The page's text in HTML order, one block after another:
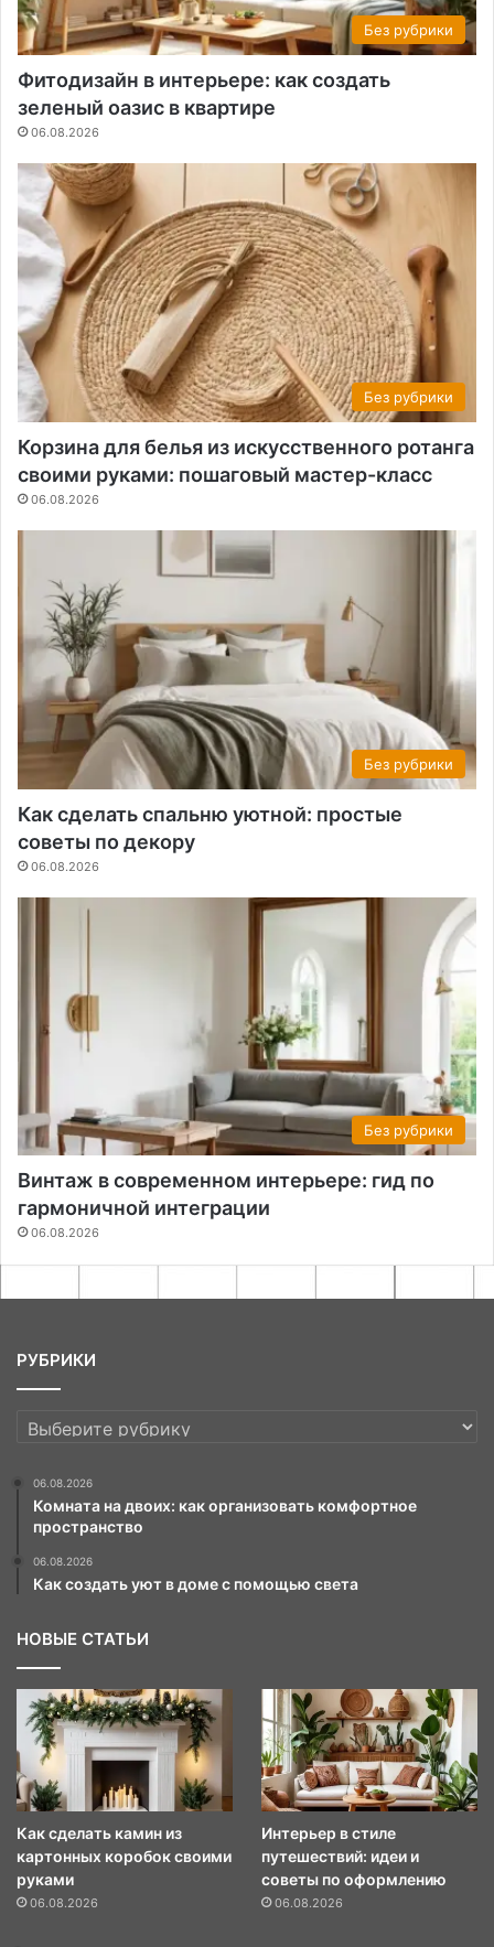
Без рубрики
Фитодизайн в интерьере: как создать
зеленый оазис в квартире
06.08.2026
Без рубрики
Корзина для белья из искусственного ротанга
своими руками: пошаговый мастер-класс
06.08.2026
Без рубрики
Как сделать спальню уютной: простые
советы по декору
06.08.2026
Без рубрики
Винтаж в современном интерьере: гид по
гармоничной интеграции
06.08.2026
РУБРИКИ
РУБРИКИ
06.08.2026
Комната на двоих: как организовать комфортное
пространство
06.08.2026
Как создать уют в доме с помощью света
НОВЫЕ СТАТЬИ
Как сделать камин из
картонных коробок своими
руками
06.08.2026
Интерьер в стиле
путешествий: идеи и
советы по оформлению
06.08.2026